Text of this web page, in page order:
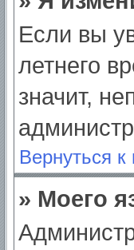
Если вы
летнего
значит,
Вернуться к
» Моего